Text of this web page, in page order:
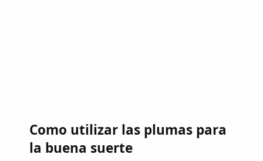
Como utilizar las plumas para
la buena suerte